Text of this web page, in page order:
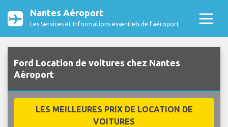
Nantes Aéroport
Les Services et Informations essentiels de l’aéroport
Ford Location de voitures chez Nantes
Aéroport
LES MEILLEURES PRIX DE LOCATION DE
VOITURES